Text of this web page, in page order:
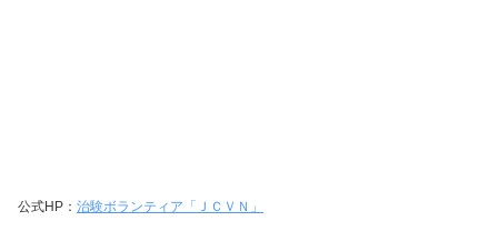
公式HP： 治験ボランティア「ＪＣＶＮ」